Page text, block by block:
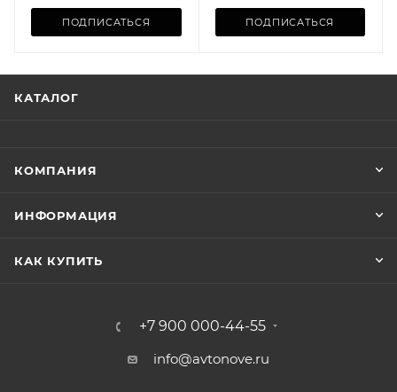
ПОДПИСАТЬСЯ ПОДПИСАТЬСЯ
КАТАЛОГ
КОМПАНИЯ
ИНФОРМАЦИЯ
КАК КУПИТЬ
+7 900 000-44-55
info@avtonove.ru